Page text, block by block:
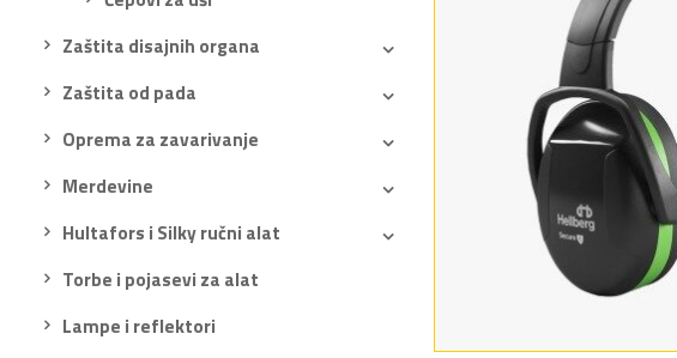
Zaštita disajnih organa
Zaštita od pada
Oprema za zavarivanje
Merdevine
Hultafors i Silky ručni alat
Torbe i pojasevi za alat
Lampe i reflektori